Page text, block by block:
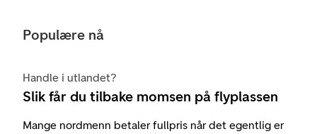
Populære nå
Handle i utlandet?
Slik får du tilbake momsen på flyplassen
Mange nordmenn betaler fullpris når det egentlig er